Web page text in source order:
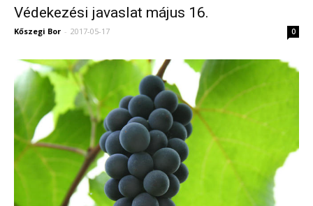
Védekezési javaslat május 16.
Kőszegi Bor - 2017-05-17 0